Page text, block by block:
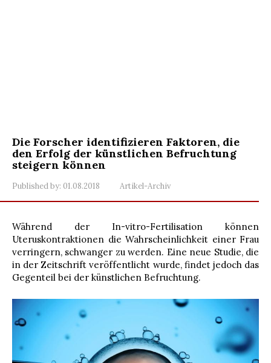
Die Forscher identifizieren Faktoren, die
den Erfolg der künstlichen Befruchtung
steigern können
Published by: 01.08.2018 Artikel-Archiv
Während der In-vitro-Fertilisation können
Uteruskontraktionen die Wahrscheinlichkeit einer Frau
verringern, schwanger zu werden. Eine neue Studie, die
in der Zeitschrift veröffentlicht wurde, findet jedoch das
Gegenteil bei der künstlichen Befruchtung.